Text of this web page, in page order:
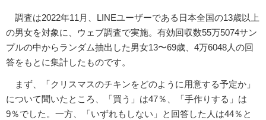
調査は2022年11月、LINEユーザーである日本全国の13歳以上
の男女を対象に、ウェブ調査で実施。有効回収数55万5074サン
プルの中からランダム抽出した男女13〜69歳、4万6048人の回
答をもとに集計したものです。
まず、「クリスマスのチキンをどのように用意する予定か」
について聞いたところ、「買う」は47％、「手作りする」は
9％でした。一方、「いずれもしない」と回答した人は44％と